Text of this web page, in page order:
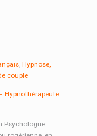
Hypnothérapeute
, Hypnose,
couple
Psychologue